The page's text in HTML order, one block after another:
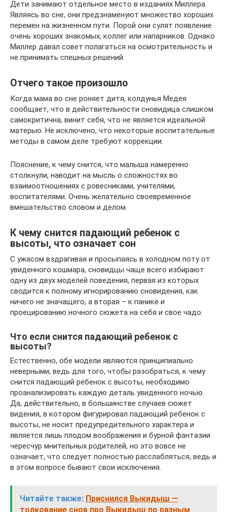
Дети занимают отдельное место в изданиях Миллера.
Являясь во сне, они предзнаменуют множество хороших
перемен на жизненном пути. Порой они сулят появление
очень хороших знакомых, коллег или напарников. Однако
Миллер давал совет полагаться на осмотрительность и
не принимать спешных решений.
Отчего такое произошло
Когда мама во сне роняет дитя, колдунья Медея
сообщает, что в действительности сновидица слишком
самокритична, винит себя, что не является идеальной
матерью. Не исключено, что некоторые воспитательные
методы в самом деле требуют коррекции.
Пояснение, к чему снится, что малыша намеренно
столкнули, наводит на мысль о сложностях во
взаимоотношениях с ровесниками, учителями,
воспитателями. Очень желательно своевременное
вмешательство словом и делом.
К чему снится падающий ребенок с
высоты, что означает сон
С ужасом вздрагивая и просыпаясь в холодном поту от
увиденного кошмара, сновидцы чаще всего избирают
одну из двух моделей поведения, первая из которых
сводится к полному игнорированию сновидения, как
ничего не значащего, а вторая – к панике и
проецированию ночного сюжета на себя и свое чадо.
Что если снится падающий ребенок с
высоты?
Естественно, обе модели являются принципиально
неверными, ведь для того, чтобы разобраться, к чему
снится падающий ребенок с высоты, необходимо
проанализировать каждую деталь увиденного ночью.
Да, действительно, в большинстве случаев сюжет
видения, в котором фигурировал падающий ребенок с
высоты, не носит предупредительного характера и
является лишь плодом воображения и бурной фантазии
чересчур мнительных родителей, но это вовсе не
означает, что следует полностью расслабляться, ведь и
в этом вопросе бывают свои исключения.
Читайте также: Приснился Выкидыш —
толкование снов про Выкидыш по разным